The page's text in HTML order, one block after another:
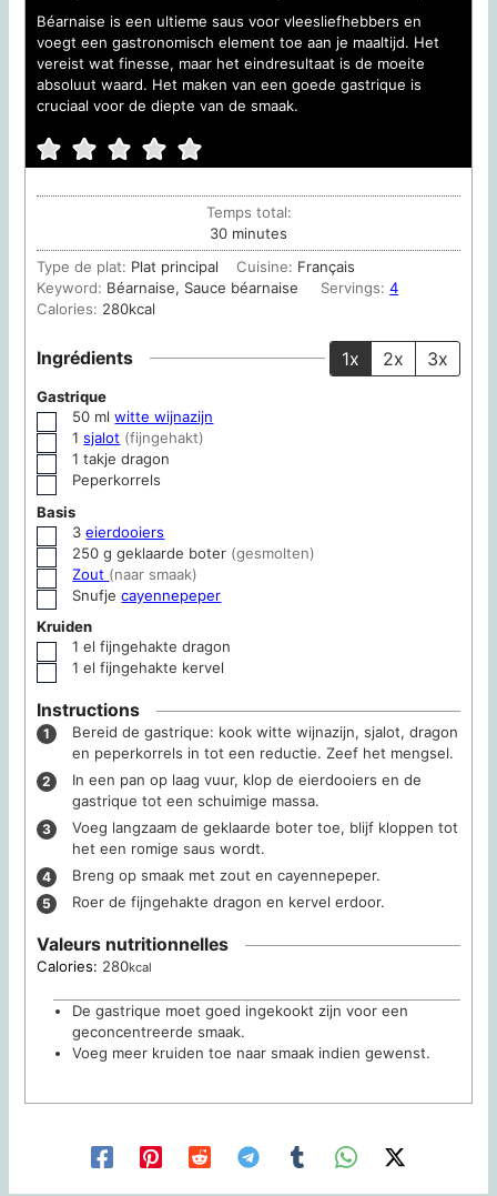
Béarnaise is een ultieme saus voor vleesliefhebbers en
voegt een gastronomisch element toe aan je maaltijd. Het
vereist wat finesse, maar het eindresultaat is de moeite
absoluut waard. Het maken van een goede gastrique is
cruciaal voor de diepte van de smaak.
Temps total:
30minutes
minutes
Type de plat: Plat principal Cuisine: Français
Keyword: Béarnaise, Sauce béarnaise Servings:4
Calories: 280kcal
Ingrédients 1x 2x 3x
Gastrique
▢
50 ml witte wijnazijn
▢
1 sjalot (fijngehakt)
▢
1 takje dragon
▢
Peperkorrels
Basis
▢
3 eierdooiers
▢
250 g geklaarde boter (gesmolten)
▢
Zout (naar smaak)
▢
Snufje cayennepeper
Kruiden
▢
1 el fijngehakte dragon
▢
1 el fijngehakte kervel
Instructions
Bereid de gastrique: kook witte wijnazijn, sjalot, dragon
en peperkorrels in tot een reductie. Zeef het mengsel.
In een pan op laag vuur, klop de eierdooiers en de
gastrique tot een schuimige massa.
Voeg langzaam de geklaarde boter toe, blijf kloppen tot
het een romige saus wordt.
Breng op smaak met zout en cayennepeper.
Roer de fijngehakte dragon en kervel erdoor.
Valeurs nutritionnelles
Calories: 280kcal
De gastrique moet goed ingekookt zijn voor een
geconcentreerde smaak.
Voeg meer kruiden toe naar smaak indien gewenst.